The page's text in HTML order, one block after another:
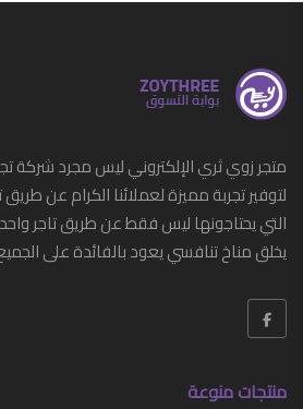
متجر زوي ثري الإلكتروني ليس مجرد شركة
لتوفير تجربة مميزة لعملائنا الكرام عن
التي يحتاجونها ليس فقط عن طريق تاجر
يخلق مناخ تنافسي يعود بالفائدة على
منتجات منوعة